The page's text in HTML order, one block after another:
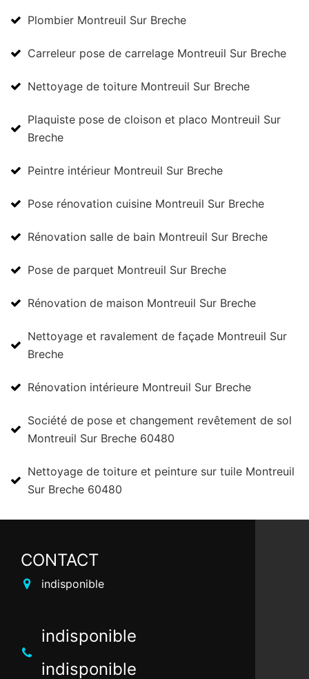
Plombier Montreuil Sur Breche
Carreleur pose de carrelage Montreuil Sur Breche
Nettoyage de toiture Montreuil Sur Breche
Plaquiste pose de cloison et placo Montreuil Sur
Breche
Peintre intérieur Montreuil Sur Breche
Pose rénovation cuisine Montreuil Sur Breche
Rénovation salle de bain Montreuil Sur Breche
Pose de parquet Montreuil Sur Breche
Rénovation de maison Montreuil Sur Breche
Nettoyage et ravalement de façade Montreuil Sur
Breche
Rénovation intérieure Montreuil Sur Breche
Société de pose et changement revêtement de sol
Montreuil Sur Breche 60480
Nettoyage de toiture et peinture sur tuile Montreuil
Sur Breche 60480
CONTACT
indisponible
indisponible
indisponible